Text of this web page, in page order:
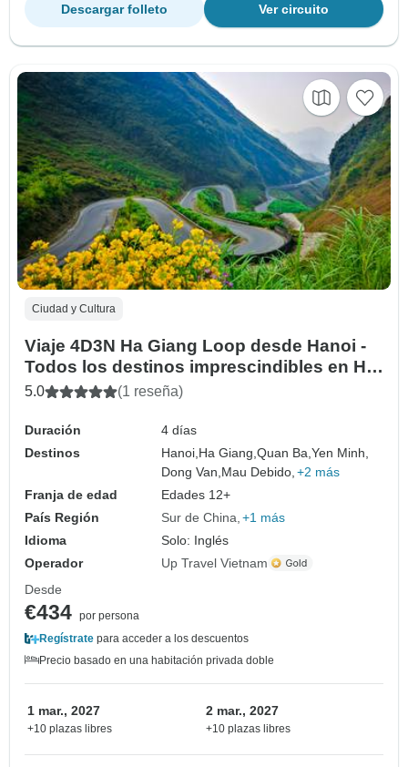
Ver circuito
Descargar folleto
Ciudad y Cultura
Viaje 4D3N Ha Giang Loop desde Hanoi -
Todos los destinos imprescindibles en Ha
Giang
5.0 (1 reseña)
Duración
4 días
Destinos
Hanoi, Ha Giang,Quan Ba,Yen Minh,
Dong Van, Mau Debido, +2 más
Franja de edad
Edades 12+
País Región
Sur de China +1 más
Idioma
Solo: Inglés
Operador
Up Travel Vietnam
Desde
€434 por persona
Regístrate para acceder a los descuentos
Precio basado en una habitación privada doble
1 mar., 2027
+10 plazas libres
2 mar., 2027
+10 plazas libres